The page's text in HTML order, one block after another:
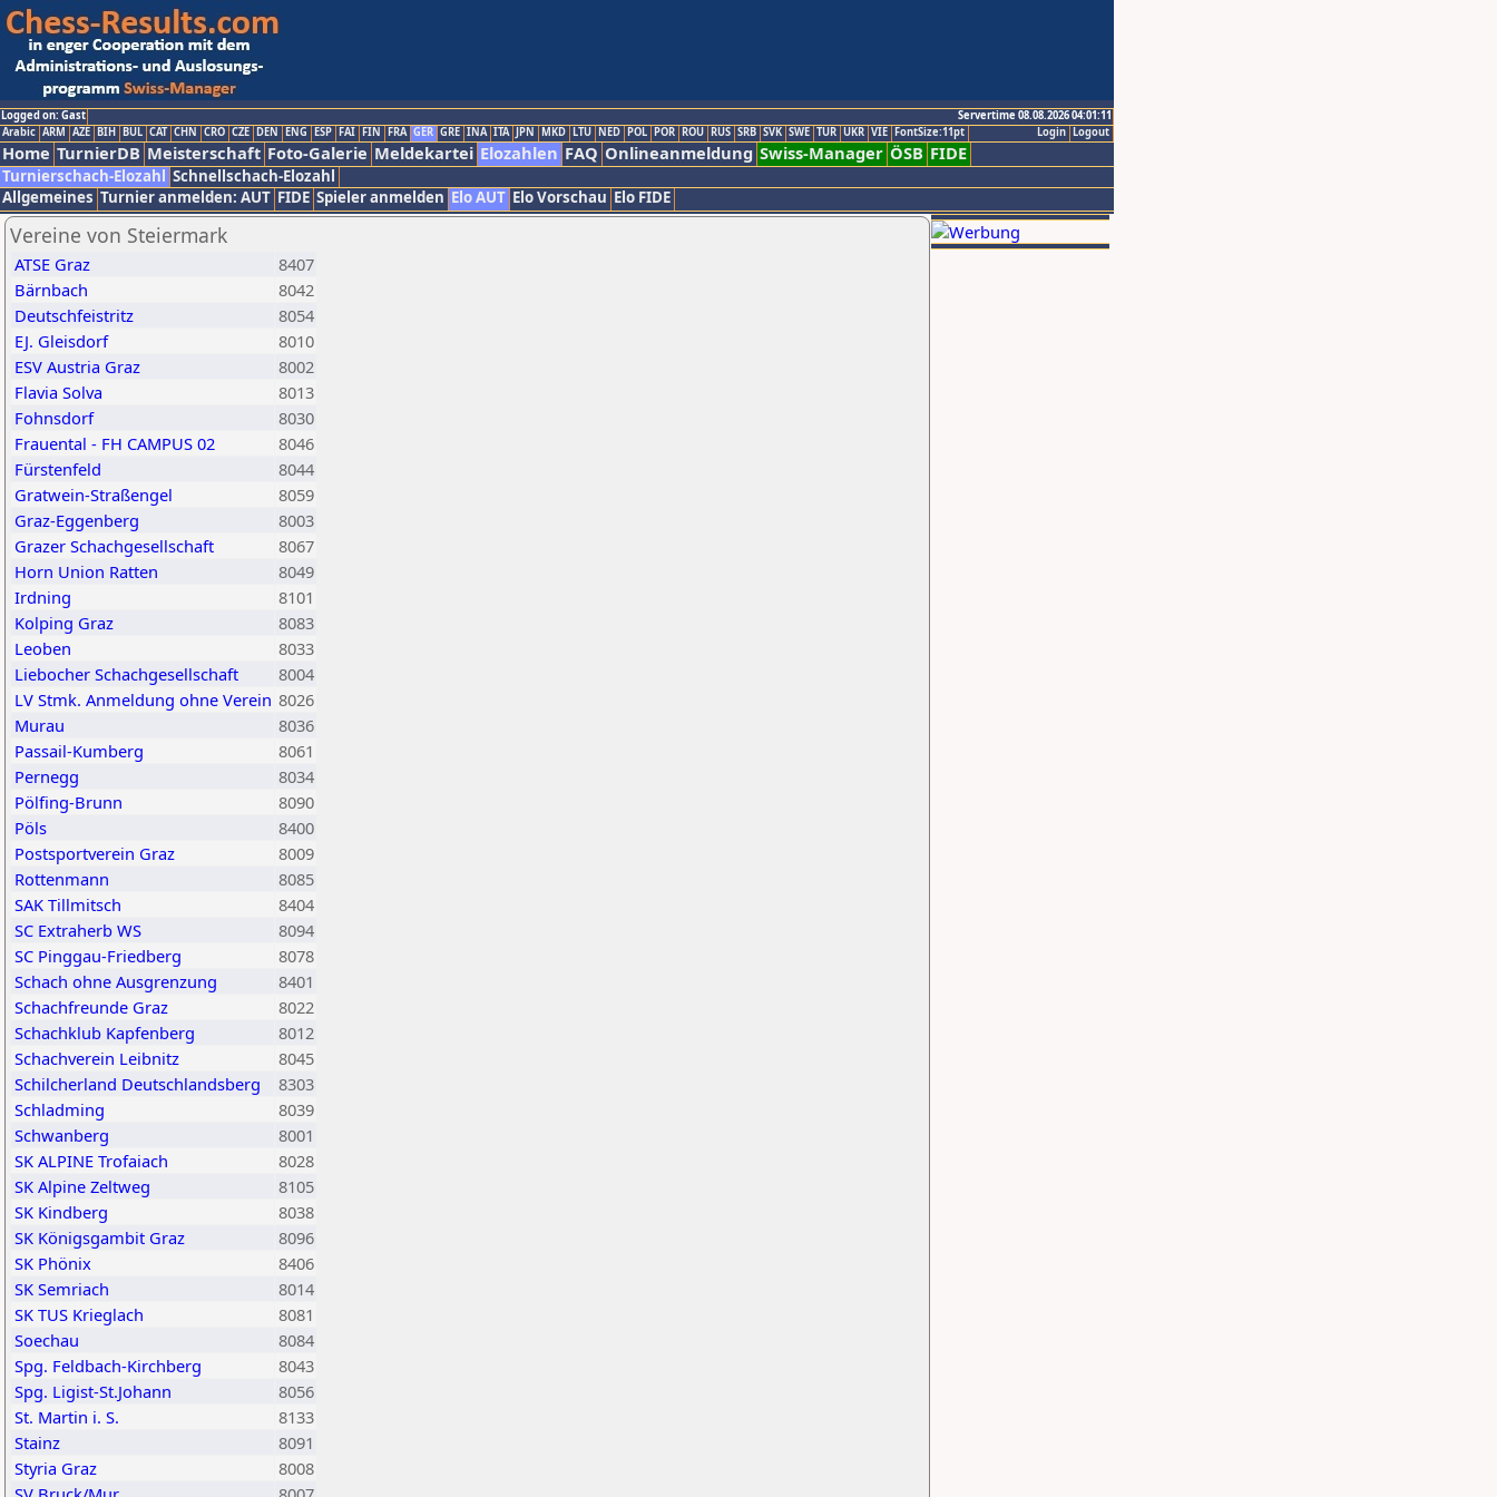
Logged on: Gast
Servertime 08.08.2026 04:01:11
Logout
Login
Arabic ARM AZE BIH BUL CAT CHN CRO CZE DEN ENG ESP FAI FIN FRA GER GRE INA ITA JPN MKD LTU NED POL POR ROU RUS SRB SVK SWE TUR UKR VIE FontSize:11pt
Home TurnierDB Meisterschaft Foto-Galerie Meldekartei Elozahlen FAQ Onlineanmeldung Swiss-Manager ÖSB FIDE
Turnierschach-Elozahl Schnellschach-Elozahl
Allgemeines Turnier anmelden: AUT FIDE Spieler anmelden Elo AUT Elo Vorschau Elo FIDE
Vereine von Steiermark
ATSE Graz
8407
Bärnbach
8042
Deutschfeistritz
8054
EJ. Gleisdorf
8010
ESV Austria Graz
8002
Flavia Solva
8013
Fohnsdorf
8030
Frauental - FH CAMPUS 02
8046
Fürstenfeld
8044
Gratwein-Straßengel
8059
Graz-Eggenberg
8003
Grazer Schachgesellschaft
8067
Horn Union Ratten
8049
Irdning
8101
Kolping Graz
8083
Leoben
8033
Liebocher Schachgesellschaft
8004
LV Stmk. Anmeldung ohne Verein 8026
Murau
8036
Passail-Kumberg
8061
Pernegg
8034
Pölfing-Brunn
8090
Pöls
8400
Postsportverein Graz
8009
Rottenmann
8085
SAK Tillmitsch
8404
SC Extraherb WS
8094
SC Pinggau-Friedberg
8078
Schach ohne Ausgrenzung
8401
Schachfreunde Graz
8022
Schachklub Kapfenberg
8012
Schachverein Leibnitz
8045
Schilcherland Deutschlandsberg
8303
Schladming
8039
Schwanberg
8001
SK ALPINE Trofaiach
8028
SK Alpine Zeltweg
8105
SK Kindberg
8038
SK Königsgambit Graz
8096
SK Phönix
8406
SK Semriach
8014
SK TUS Krieglach
8081
Soechau
8084
Spg. Feldbach-Kirchberg
8043
Spg. Ligist-St.Johann
8056
St. Martin i. S.
8133
Stainz
8091
Styria Graz
8008